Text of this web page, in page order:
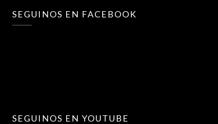
SEGUINOS EN FACEBOOK
SEGUINOS EN YOUTUBE